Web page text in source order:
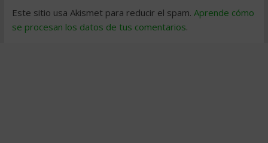
Este sitio usa Akismet para reducir el spam. Aprende cómo
se procesan los datos de tus comentarios.